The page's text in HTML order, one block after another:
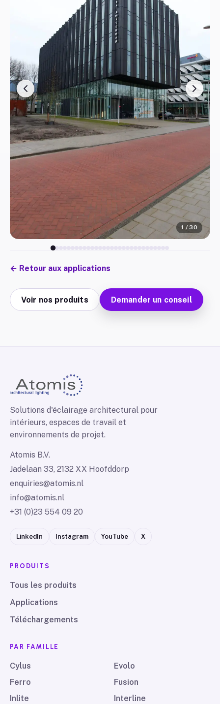
1 /30
← Retour aux applications
Voir nos produits Demander un conseil
Solutions d'éclairage architectural pour
intérieurs, espaces de travail et
environnements de projet.
Atomis B.V.
Jadelaan 33, 2132 XX Hoofddorp
enquiries@atomis.nl
info@atomis.nl
+31 (0)23 554 09 20
LinkedIn Instagram YouTube X
PRODUITS
Tous les produits
Applications
Téléchargements
PAR FAMILLE
Cylus
Evolo
Ferro
Fusion
Inlite
Interline